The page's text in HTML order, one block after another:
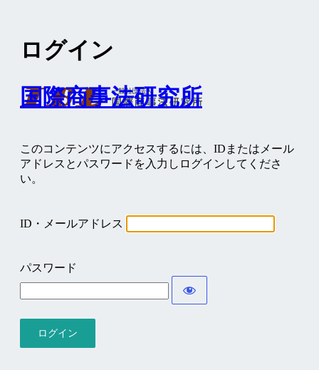
ログイン
国際商事法研究所
このコンテンツにアクセスするには、IDまたはメール
アドレスとパスワードを入力しログインしてくださ
い。
ID・メールアドレス
パスワード